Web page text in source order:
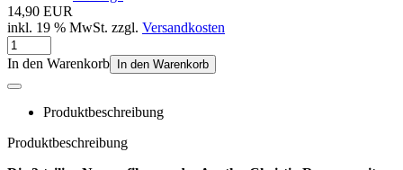
14,90 EUR
inkl. 19 % MwSt. zzgl. Versandkosten
In den Warenkorb In den Warenkorb
Produktbeschreibung
Produktbeschreibung